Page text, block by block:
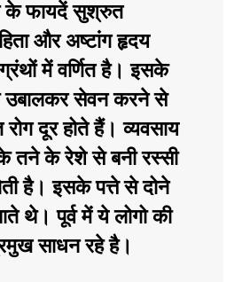
फायदें सुश्रुत
और अष्टांग हृदय
में वर्णित है। इसके
उबालकर सेवन करने से
दूर होते हैं। व्यवसाय
तने के रेशे से बनी रस्सी
है। इसके पत्ते से दोने
थे। पूर्व में ये लोगो की
साधन रहे है।